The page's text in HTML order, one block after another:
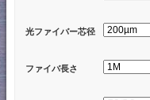
光ファイバー芯径
ファイバ長さ